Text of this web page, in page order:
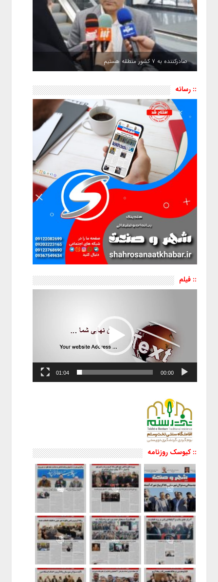
صادرکننده به ۷ کشور منطقه هستیم
:: رسانه
:: فیلم
نمایشگر
00:00
01:04
:: کیوسک روزنامه